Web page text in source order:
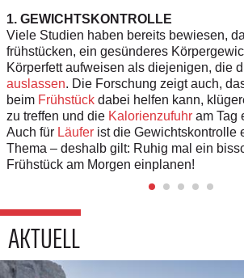
1. GEWICHTSKONTROLLE
Viele Studien haben bereits bewiesen,
frühstücken, ein gesünderes
Körperfett aufweisen als diejenigen, die
auslassen. Die Forschung zeigt auch,
beim Frühstück dabei helfen kann,
zu treffen und die Kalorienzufuhr am Tag
Auch für Läufer ist die Gewichtskontrolle
Thema – deshalb gilt: Ruhig mal ein
Frühstück am Morgen einplanen!
AKTUELL